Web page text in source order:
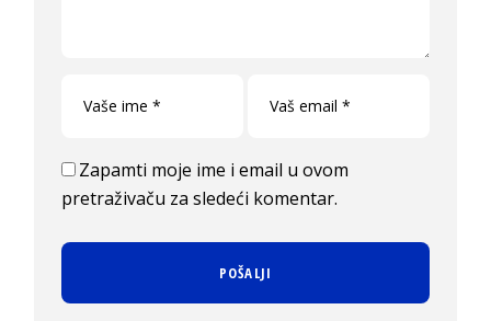
Zapamti moje ime i email u ovom
pretraživaču za sledeći komentar.